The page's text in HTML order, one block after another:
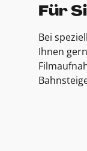
Für
Bei
Ihnen